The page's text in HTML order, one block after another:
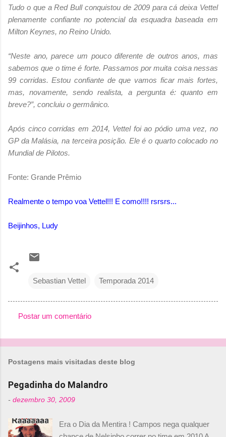
Tudo o que a Red Bull conquistou de 2009 para cá deixa Vettel
plenamente confiante no potencial da esquadra baseada em
Milton Keynes, no Reino Unido.
“Neste ano, parece um pouco diferente de outros anos, mas
sabemos que o time é forte. Passamos por muita coisa nessas
99 corridas. Estou confiante de que vamos ficar mais fortes,
mas, novamente, sendo realista, a pergunta é: quanto em
breve?”, concluiu o germânico.
Após cinco corridas em 2014, Vettel foi ao pódio uma vez, no
GP da Malásia, na terceira posição. Ele é o quarto colocado no
Mundial de Pilotos.
Fonte: Grande Prêmio
Realmente o tempo voa Vettel!!! E como!!!! rsrsrs...
Beijinhos, Ludy
Sebastian Vettel Temporada 2014
o
n
t
r
Postar um comentário
Postagens mais visitadas deste blog
Pegadinha do Malandro
- dezembro 30, 2009
Era o Dia da Mentira ! Campos nega qualquer